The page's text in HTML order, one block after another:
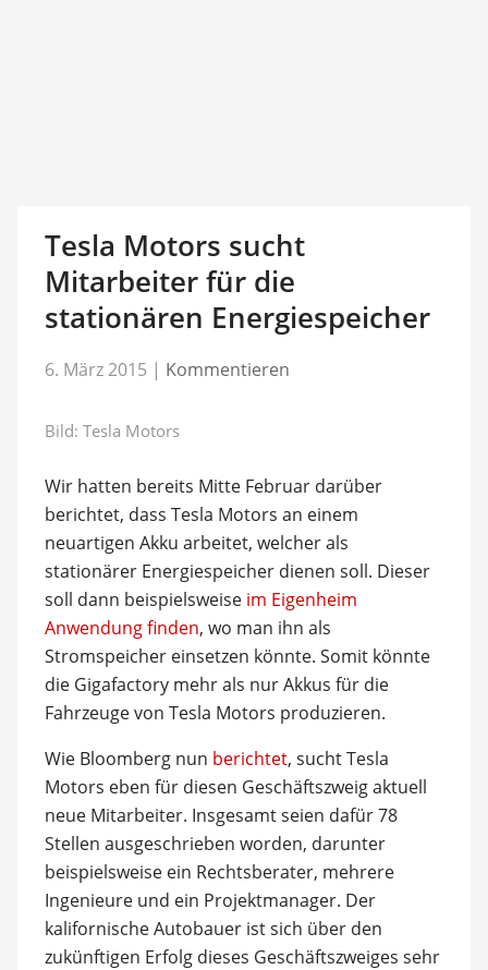
Tesla Motors sucht
Mitarbeiter für die
stationären Energiespeicher
6. März 2015 | Kommentieren
Bild: Tesla Motors
Wir hatten bereits Mitte Februar darüber
berichtet, dass Tesla Motors an einem
neuartigen Akku arbeitet, welcher als
stationärer Energiespeicher dienen soll. Dieser
soll dann beispielsweise im Eigenheim
Anwendung finden, wo man ihn als
Stromspeicher einsetzen könnte. Somit könnte
die Gigafactory mehr als nur Akkus für die
Fahrzeuge von Tesla Motors produzieren.
Wie Bloomberg nun berichtet, sucht Tesla
Motors eben für diesen Geschäftszweig aktuell
neue Mitarbeiter. Insgesamt seien dafür 78
Stellen ausgeschrieben worden, darunter
beispielsweise ein Rechtsberater, mehrere
Ingenieure und ein Projektmanager. Der
kalifornische Autobauer ist sich über den
zukünftigen Erfolg dieses Geschäftszweiges sehr